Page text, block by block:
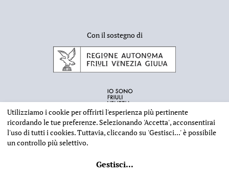
Con il sostegno di
2026 - Deputazione di Storia Patria per il Friuli - CF 80023560305
Utilizziamo i cookie per offrirti l'esperienza più pertinente
ricordando le tue preferenze. Selezionando 'Accetta', acconsentirai
l'uso di tutti i cookies. Tuttavia, cliccando su 'Gestisci...'è possibile
un controllo più selettivo.
Gestisci...